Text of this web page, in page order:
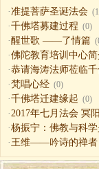
·准提菩萨圣诞法会
·千佛塔募建过程 (0)
·醒世歌 ——了情篇
·佛陀教育培训中心简
·恭请海涛法师莅临
·梵唱心经 (0)
·千佛塔迁建缘起 (0)
· 2017年七月法会 冥
·杨振宁：佛教与科
· 王维——吟诗的禅者